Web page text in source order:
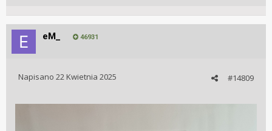
eM_ 46931
#14809
Napisano 22 Kwietnia 2025